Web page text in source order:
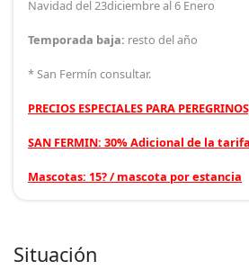
Situación
Navidad del 23diciembre al 6 Enero
Temporada baja: resto del año
* San Fermín consultar.
PRECIOS ESPECIALES PARA
SAN FERMIN: 30% Adicional de la
Mascotas: 15? / mascota por estancia